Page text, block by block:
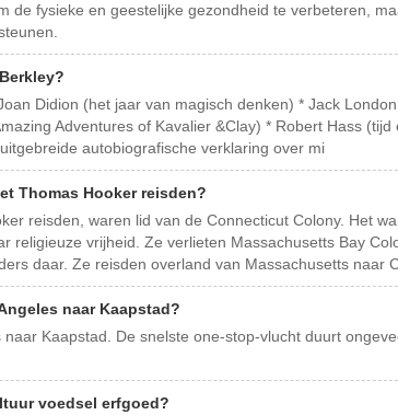
de fysieke en geestelijke gezondheid te verbeteren,
Didion (het jaar van magisch denken) * Jack
Adventures of Kavalier &Clay) * Robert Hass (tijd
autobiografische verklaring over mi
Thomas Hooker reisden?
reisden, waren lid van de Connecticut Colony. Het
religieuze vrijheid. Ze verlieten Massachusetts Bay
daar. Ze reisden overland van Massachusetts naar
naar Kaapstad?
Kaapstad. De snelste one-stop-vlucht duurt
voedsel erfgoed?